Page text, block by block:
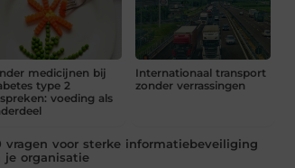
medicijnen bij
type 2
voeding als
Internationaal transport
zonder verrassingen
vragen voor sterke informatiebeveiliging
je organisatie